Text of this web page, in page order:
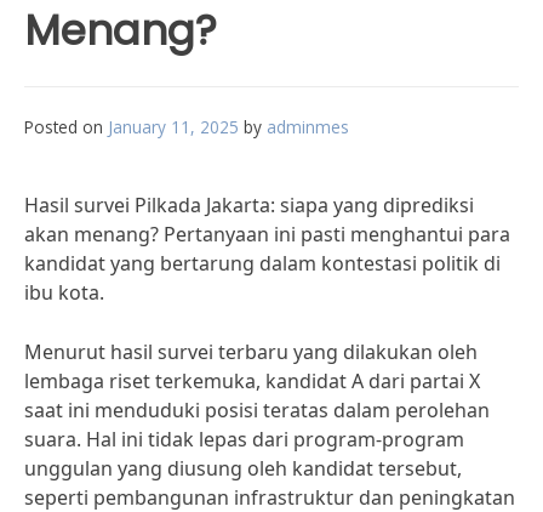
Menang?
Posted on January 11, 2025 by adminmes
Hasil survei Pilkada Jakarta: siapa yang diprediksi
akan menang? Pertanyaan ini pasti menghantui para
kandidat yang bertarung dalam kontestasi politik di
ibu kota.
Menurut hasil survei terbaru yang dilakukan oleh
lembaga riset terkemuka, kandidat A dari partai X
saat ini menduduki posisi teratas dalam perolehan
suara. Hal ini tidak lepas dari program-program
unggulan yang diusung oleh kandidat tersebut,
seperti pembangunan infrastruktur dan peningkatan